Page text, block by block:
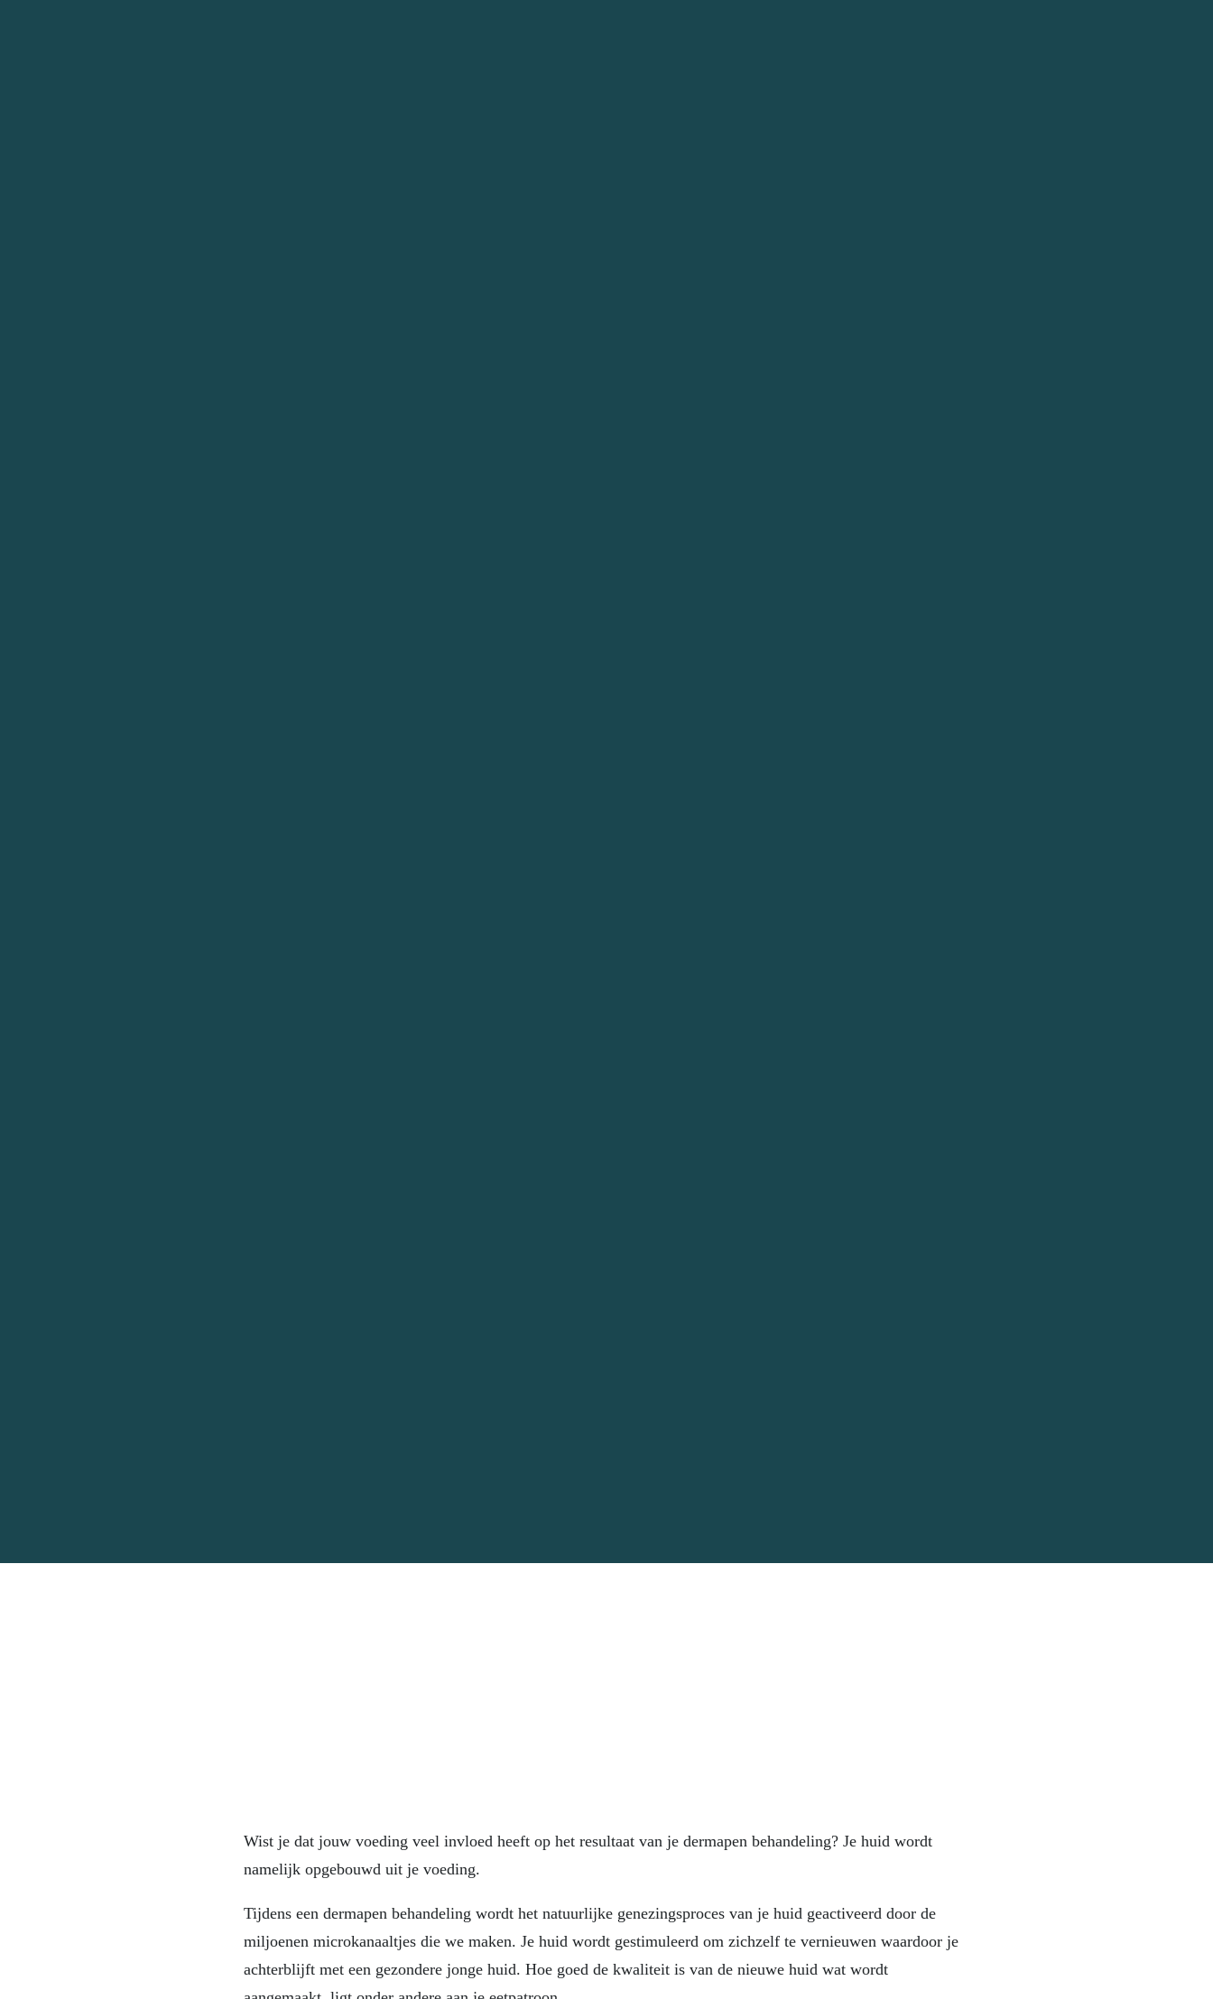
Wist je dat jouw voeding veel invloed heeft op het resultaat van je dermapen behandeling? Je huid wordt
namelijk opgebouwd uit je voeding.
Tijdens een dermapen behandeling wordt het natuurlijke genezingsproces van je huid geactiveerd door de
miljoenen microkanaaltjes die we maken. Je huid wordt gestimuleerd om zichzelf te vernieuwen waardoor je
achterblijft met een gezondere jonge huid. Hoe goed de kwaliteit is van de nieuwe huid wat wordt